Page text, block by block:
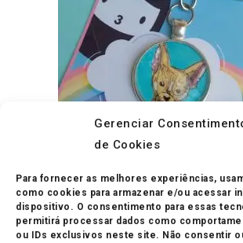
Gerenciar
de Cookies
Para fornecer as melhores experiências,
como cookies para armazenar e/ou acessar
dispositivo. O consentimento para essas
permitirá processar dados como
ou IDs exclusivos neste site. Não consentir
tem
várias
variantes.
opções
podem
Chaveiros
Chaveiro Personalizado
R$45.00